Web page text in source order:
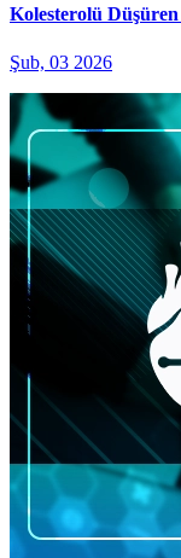
Kolesterolü
Şub, 03 2026